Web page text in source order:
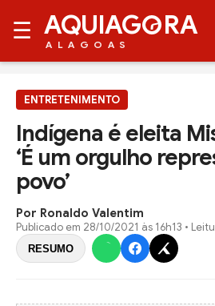
☰ AQUIAG RA
ALAGOAS
ENTRETENIMENTO
Indígena é eleita
‘É um orgulho
povo’
Por Ronaldo Valentim
Publicado em 28/10/2021 às 16h13 •
RESUMO